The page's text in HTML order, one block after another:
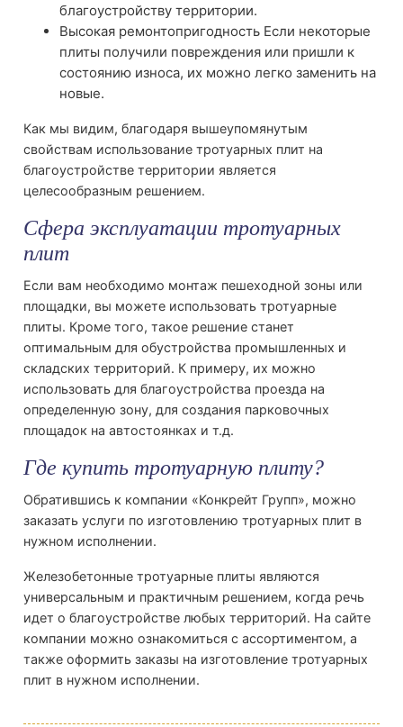
благоустройству территории.
Высокая ремонтопригодность Если некоторые
плиты получили повреждения или пришли к
состоянию износа, их можно легко заменить на
новые.
Как мы видим, благодаря вышеупомянутым
свойствам использование тротуарных плит на
благоустройстве территории является
целесообразным решением.
Сфера эксплуатации тротуарных
плит
Если вам необходимо монтаж пешеходной зоны или
площадки, вы можете использовать тротуарные
плиты. Кроме того, такое решение станет
оптимальным для обустройства промышленных и
складских территорий. К примеру, их можно
использовать для благоустройства проезда на
определенную зону, для создания парковочных
площадок на автостоянках и т.д.
Где купить тротуарную плиту?
Обратившись к компании «Конкрейт Групп», можно
заказать услуги по изготовлению тротуарных плит в
нужном исполнении.
Железобетонные тротуарные плиты являются
универсальным и практичным решением, когда речь
идет о благоустройстве любых территорий. На сайте
компании можно ознакомиться с ассортиментом, а
также оформить заказы на изготовление тротуарных
плит в нужном исполнении.